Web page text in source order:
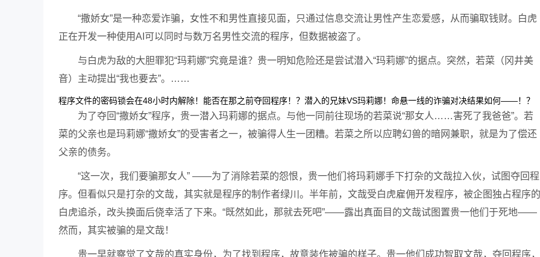
“撒娇女”是一种恋爱诈骗，女性不和男性直接见面，只通过信息交流让男性产生恋爱感，从而骗取钱财。白虎
正在开发一种使用AI可以同时与数万名男性交流的程序，但数据被盗了。
与白虎为敌的大胆罪犯“玛莉娜”究竟是谁？贵一明知危险还是尝试潜入“玛莉娜”的据点。突然，若菜（冈井美
音）主动提出“我也要去”。……
程序文件的密码锁会在48小时内解除！能否在那之前夺回程序！？潜入的兄妹VS玛莉娜！命悬一线的诈骗对决结果如何——！？
为了夺回“撒娇女”程序，贵一潜入玛莉娜的据点。与他一同前往现场的若菜说“那女人……害死了我爸爸”。若
菜的父亲也是玛莉娜“撒娇女”的受害者之一，被骗得人生一团糟。若菜之所以应聘幻兽的暗网兼职，就是为了偿还
父亲的债务。
“这一次，我们要骗那女人” ——为了消除若菜的怨恨，贵一他们将玛莉娜手下打杂的文哉拉入伙，试图夺回程
序。但看似只是打杂的文哉，其实就是程序的制作者绿川。半年前，文哉受白虎雇佣开发程序，被企图独占程序的
白虎追杀，改头换面后侥幸活了下来。“既然如此，那就去死吧”——露出真面目的文哉试图置贵一他们于死地——
然而，其实被骗的是文哉！
贵一早就察觉了文哉的真实身份，为了找到程序，故意装作被骗的样子。贵一他们成功智取文哉，夺回程序，